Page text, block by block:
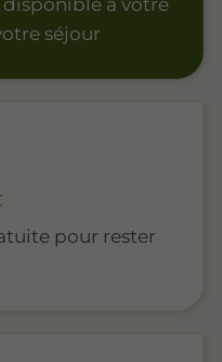
à votre
séjour
pour rester